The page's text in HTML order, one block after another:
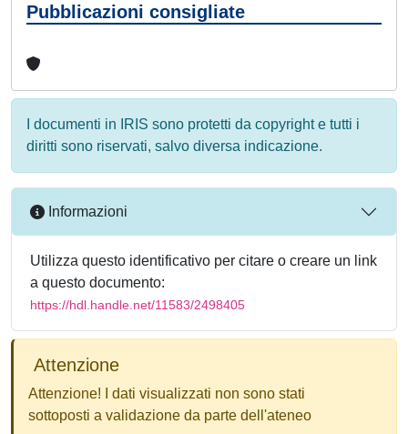
Pubblicazioni consigliate
I documenti in IRIS sono protetti da copyright e tutti i
diritti sono riservati, salvo diversa indicazione.
Informazioni
Utilizza questo identificativo per citare o creare un link
a questo documento:
https://hdl.handle.net/11583/2498405
Attenzione
Attenzione! I dati visualizzati non sono stati
sottoposti a validazione da parte dell'ateneo